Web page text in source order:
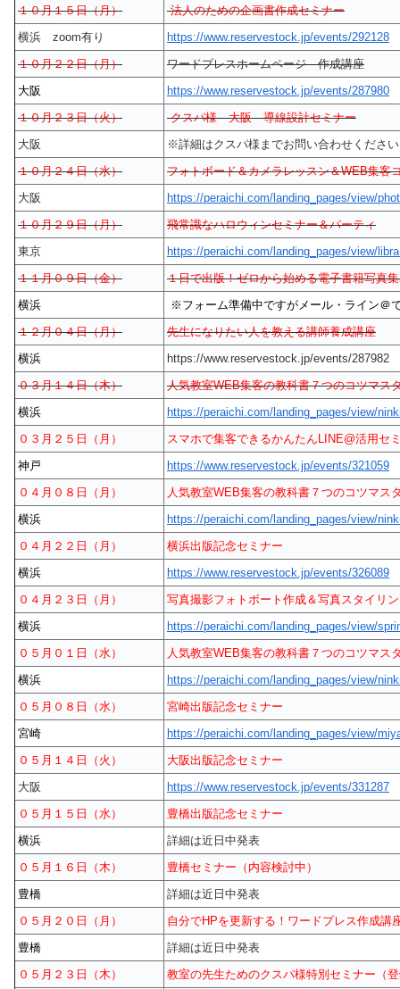
１０月１５日（月）
法人のための企画書作成セミナー
横浜 zoom有り
https://www.reservestock.jp/events/292128
１０月２２日（月）
ワードプレスホームページ 作成講座
大阪
https://www.reservestock.jp/events/287980
１０月２３日（火）
クスパ様 大阪 導線設計セミナー
大阪
※詳細はクスパ様までお問い合わせください
１０月２４日（水）
フォトボード＆カメラレッスン＆WEB集客
大阪
https://peraichi.com/landing_pages/view/
１０月２９日（月）
飛常識なハロウィンセミナー＆パーティ
東京
https://peraichi.com/landing_pages/view/
１１月０９日（金）
１日で出版！ゼロから始める電子書籍写真
横浜
※フォーム準備中ですがメール・ライン＠
１２月０４日（月）
先生になりたい人を教える講師養成講座
横浜
https://www.reservestock.jp/events/287982
０３月１４日（木）
人気教室WEB集客の教科書７つのコツマス
横浜
https://peraichi.com/landing_pages/view/
０３月２５日（月）
スマホで集客できるかんたんLINE@活用セ
神戸
https://www.reservestock.jp/events/321059
０４月０８日（月）
人気教室WEB集客の教科書７つのコツマス
横浜
https://peraichi.com/landing_pages/view/
０４月２２日（月）
横浜出版記念セミナー
横浜
https://www.reservestock.jp/events/326089
０４月２３日（月）
写真撮影フォトボート作成＆写真スタイリ
横浜
https://peraichi.com/landing_pages/view/
０５月０１日（水）
人気教室WEB集客の教科書７つのコツマス
横浜
https://peraichi.com/landing_pages/view/
０５月０８日（水）
宮崎出版記念セミナー
宮崎
https://peraichi.com/landing_pages/view/
０５月１４日（火）
大阪出版記念セミナー
大阪
https://www.reservestock.jp/events/331287
０５月１５日（水）
豊橋出版記念セミナー
横浜
詳細は近日中発表
０５月１６日（木）
豊橋セミナー（内容検討中）
豊橋
詳細は近日中発表
０５月２０日（月）
自分でHPを更新する！ワードプレス作成講
豊橋
詳細は近日中発表
０５月２３日（木）
教室の先生ためのクスパ様特別セミナー（